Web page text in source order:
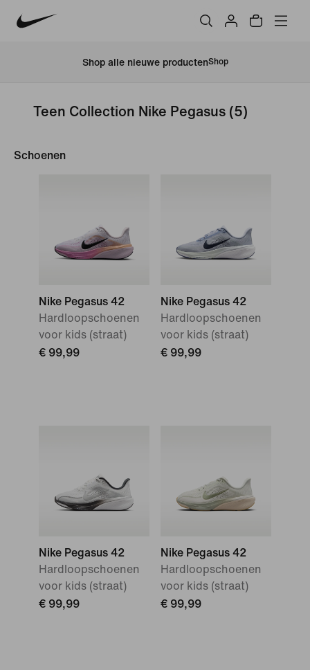
Shop alle nieuwe productenShop
Teen Collection Nike Pegasus (5)
Schoenen
Nike Pegasus 42
Hardloopschoenen
voor kids (straat)
€ 99,99
Nike Pegasus 42
Hardloopschoenen
voor kids (straat)
€ 99,99
Nike Pegasus 42
Hardloopschoenen
voor kids (straat)
€ 99,99
Nike Pegasus 42
Hardloopschoenen
voor kids (straat)
€ 99,99